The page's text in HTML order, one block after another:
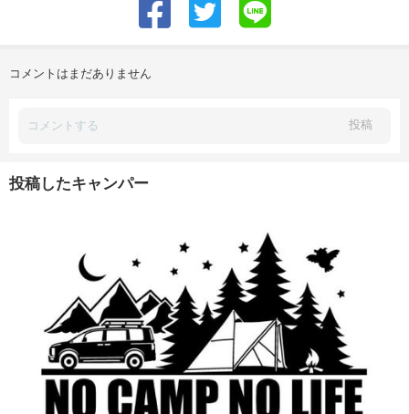
コメントはまだありません
投稿
投稿したキャンパー